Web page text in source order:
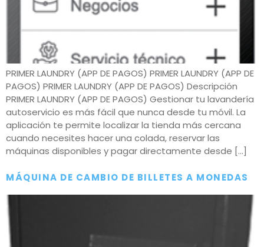
PRIMER LAUNDRY (APP DE PAGOS) PRIMER LAUNDRY (APP DE
PAGOS) PRIMER LAUNDRY (APP DE PAGOS) Descripción
PRIMER LAUNDRY (APP DE PAGOS) Gestionar tu lavandería
autoservicio es más fácil que nunca desde tu móvil. La
aplicación te permite localizar la tienda más cercana
cuando necesites hacer una colada, reservar las
máquinas disponibles y pagar directamente desde […]
MÁQUINA DE CAMBIO DE BILLETES A MONEDAS